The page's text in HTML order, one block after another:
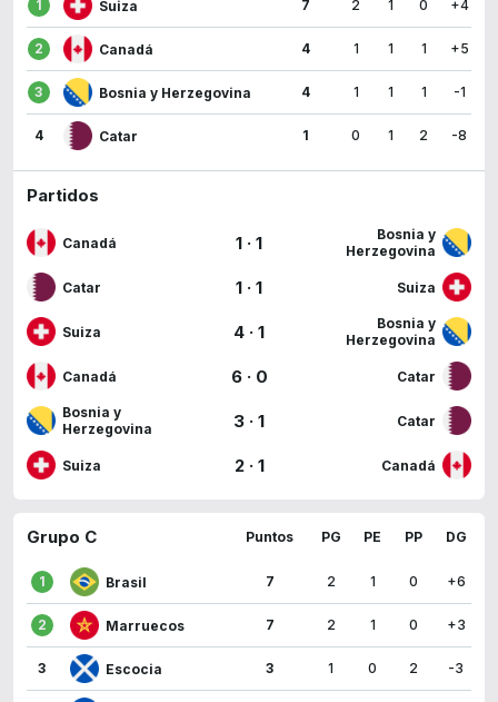
1 Suiza 7 2 1 0 +4
2 Canadá 4 1 1 1 +5
3 Bosnia y Herzegovina 4 1 1 1 -1
4 Catar 1 0 1 2 -8
Partidos
Canadá 1 · 1
Bosnia y
Herzegovina
Catar 1 · 1 Suiza
Suiza 4 · 1
Bosnia y
Herzegovina
Canadá 6 · 0 Catar
Bosnia y
Herzegovina
3 · 1 Catar
Suiza 2 · 1 Canadá
Grupo C Puntos PG PE PP DG
1 Brasil 7 2 1 0 +6
2 Marruecos 7 2 1 0 +3
3 Escocia 3 1 0 2 -3